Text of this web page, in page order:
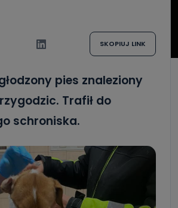
SKOPIUJ LINK
pies znaleziony
Trafił do
schroniska.